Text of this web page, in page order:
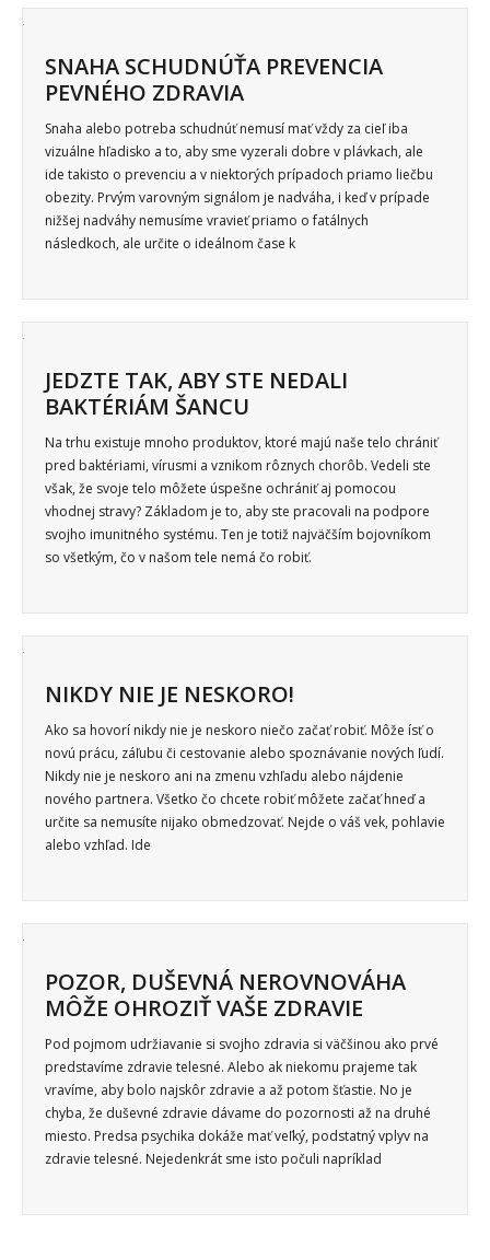
SNAHA SCHUDNÚŤA PREVENCIA
PEVNÉHO ZDRAVIA
Snaha alebo potreba schudnúť nemusí mať vždy za cieľ iba
vizuálne hľadisko a to, aby sme vyzerali dobre v plávkach, ale
ide takisto o prevenciu a v niektorých prípadoch priamo liečbu
obezity. Prvým varovným signálom je nadváha, i keď v prípade
nižšej nadváhy nemusíme vravieť priamo o fatálnych
následkoch, ale určite o ideálnom čase k
JEDZTE TAK, ABY STE NEDALI
BAKTÉRIÁM ŠANCU
Na trhu existuje mnoho produktov, ktoré majú naše telo chrániť
pred baktériami, vírusmi a vznikom rôznych chorôb. Vedeli ste
však, že svoje telo môžete úspešne ochrániť aj pomocou
vhodnej stravy? Základom je to, aby ste pracovali na podpore
svojho imunitného systému. Ten je totiž najväčším bojovníkom
so všetkým, čo v našom tele nemá čo robiť.
NIKDY NIE JE NESKORO!
Ako sa hovorí nikdy nie je neskoro niečo začať robiť. Môže ísť o
novú prácu, záľubu či cestovanie alebo spoznávanie nových ľudí.
Nikdy nie je neskoro ani na zmenu vzhľadu alebo nájdenie
nového partnera. Všetko čo chcete robiť môžete začať hneď a
určite sa nemusíte nijako obmedzovať. Nejde o váš vek, pohlavie
alebo vzhľad. Ide
POZOR, DUŠEVNÁ NEROVNOVÁHA
MÔŽE OHROZIŤ VAŠE ZDRAVIE
Pod pojmom udržiavanie si svojho zdravia si väčšinou ako prvé
predstavíme zdravie telesné. Alebo ak niekomu prajeme tak
vravíme, aby bolo najskôr zdravie a až potom šťastie. No je
chyba, že duševné zdravie dávame do pozornosti až na druhé
miesto. Predsa psychika dokáže mať veľký, podstatný vplyv na
zdravie telesné. Nejedenkrát sme isto počuli napríklad